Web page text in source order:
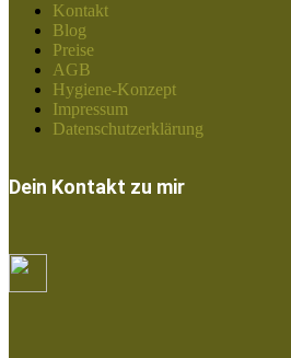
Kontakt
Blog
Preise
AGB
Hygiene-Konzept
Impressum
Datenschutzerklärung
Dein Kontakt zu mir